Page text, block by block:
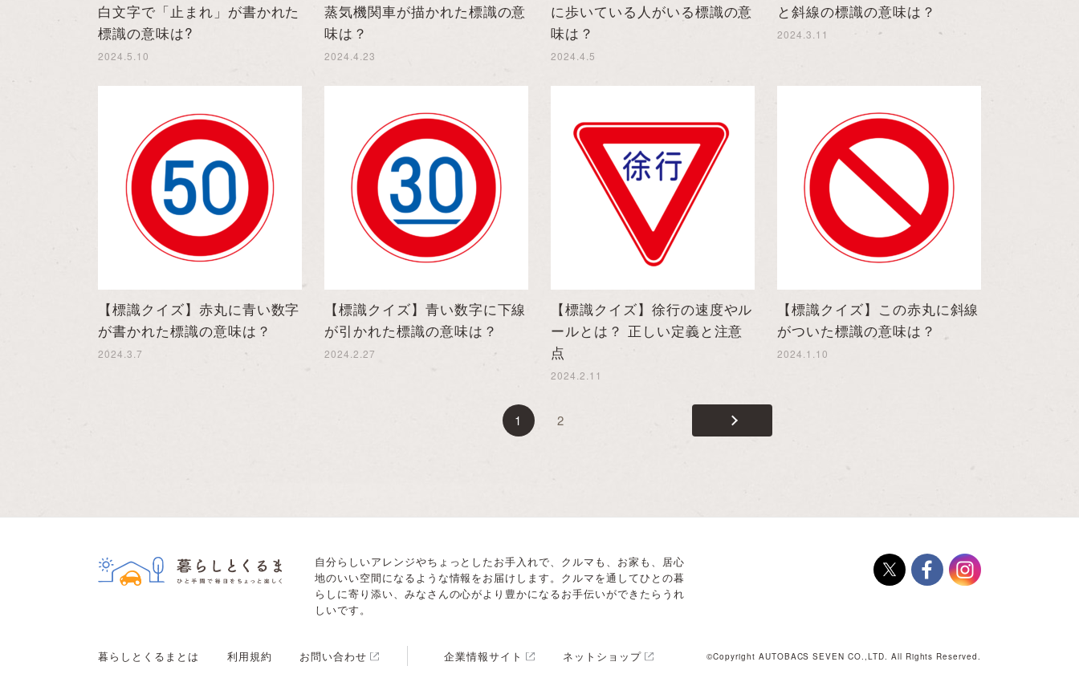
白文字で「止まれ」が書かれた
標識の意味は?
2024.5.10
蒸気機関車が描かれた標識の意
味は？
2024.4.23
に歩いている人がいる標識の意
味は？
2024.4.5
と斜線の標識の意味は？
2024.3.11
【標識クイズ】赤丸に青い数字
が書かれた標識の意味は？
2024.3.7
【標識クイズ】青い数字に下線
が引かれた標識の意味は？
2024.2.27
【標識クイズ】徐行の速度やル
ールとは？ 正しい定義と注意
点
2024.2.11
【標識クイズ】この赤丸に斜線
がついた標識の意味は？
2024.1.10
1 2
自分らしいアレンジやちょっとしたお手入れで、クルマも、お家も、居心
地のいい空間になるような情報をお届けします。クルマを通してひとの暮
らしに寄り添い、みなさんの心がより豊かになるお手伝いができたらうれ
しいです。
暮らしとくるまとは 利用規約 お問い合わせ 企業情報サイト ネットショップ ©Copyright AUTOBACS SEVEN CO.,LTD. All Rights Reserved.